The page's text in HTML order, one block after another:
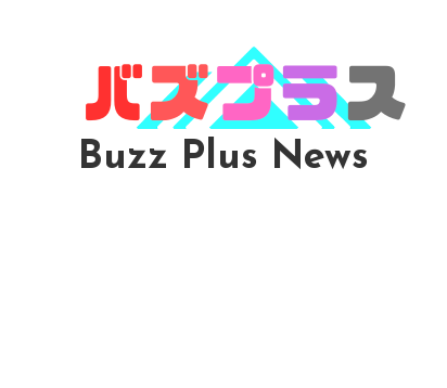
Buzz Plus News